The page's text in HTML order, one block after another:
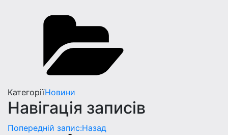
КатегоріїНовини
Навігація записів
Попередній запис:Назад